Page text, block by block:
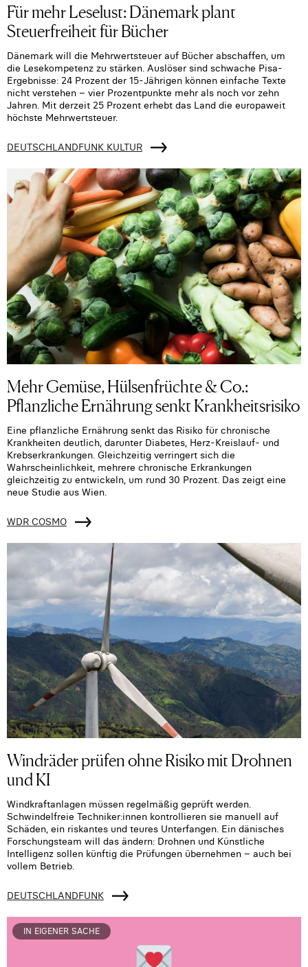
Für mehr Leselust: Dänemark plant
Steuerfreiheit für Bücher
Dänemark will die Mehrwertsteuer auf Bücher abschaffen, um
die Lesekompetenz zu stärken. Auslöser sind schwache Pisa-
Ergebnisse: 24 Prozent der 15-Jährigen können einfache Texte
nicht verstehen – vier Prozentpunkte mehr als noch vor zehn
Jahren. Mit derzeit 25 Prozent erhebt das Land die europaweit
höchste Mehrwertsteuer.
DEUTSCHLANDFUNK KULTUR
Mehr Gemüse, Hülsenfrüchte & Co.:
Pflanzliche Ernährung senkt Krankheitsrisiko
Eine pflanzliche Ernährung senkt das Risiko für chronische
Krankheiten deutlich, darunter Diabetes, Herz-Kreislauf- und
Krebserkrankungen. Gleichzeitig verringert sich die
Wahrscheinlichkeit, mehrere chronische Erkrankungen
gleichzeitig zu entwickeln, um rund 30 Prozent. Das zeigt eine
neue Studie aus Wien.
WDR COSMO
Windräder prüfen ohne Risiko mit Drohnen
und KI
Windkraftanlagen müssen regelmäßig geprüft werden.
Schwindelfreie Techniker:innen kontrollieren sie manuell auf
Schäden, ein riskantes und teures Unterfangen. Ein dänisches
Forschungsteam will das ändern: Drohnen und Künstliche
Intelligenz sollen künftig die Prüfungen übernehmen – auch bei
vollem Betrieb.
DEUTSCHLANDFUNK
IN EIGENER SACHE